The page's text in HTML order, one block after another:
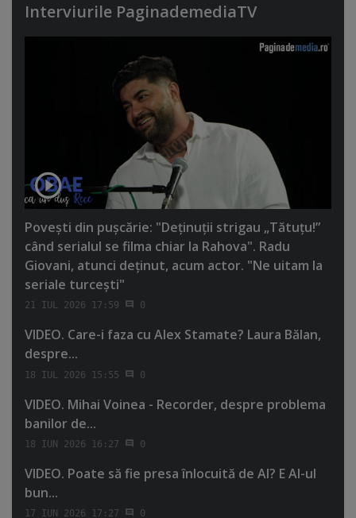
Interviurile PaginademediaTV
Poveşti din puşcărie: "Deţinuţii strigau „Tătuţu!”
când serialul se filma chiar la Rahova". Radu
Giovani, atunci deţinut, acum actor. "Ne uitam la
seriale turceşti"
21 IUL 2026 17:59 0
VIDEO. Care-i faza cu Alex Stamate? Laura Bălan,
despre...
18 IUL 2026 15:55 0
VIDEO. Mihai Voinea - Recorder, despre problema
banilor de...
18 IUN 2026 16:27 0
VIDEO. Poate să fie presa înlocuită de AI? E AI-ul
bun...
17 IUN 2026 17:27 0